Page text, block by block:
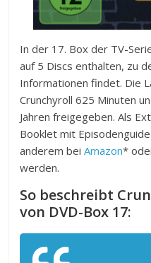
In der 17. Box der TV-
auf 5 Discs enthalten, zu
Informationen findet. Die
Crunchyroll 625 Minuten
Jahren freigegeben. Als
Booklet mit
anderem beiAmazon*
werden.
So beschreibt
von DVD-Box 17: